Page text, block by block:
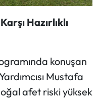
Hazırlıklı
konuşan
Mustafa
afet riski yüksek